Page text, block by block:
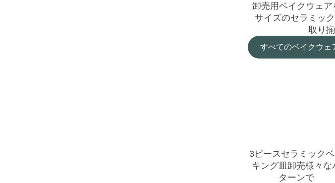
卸売用ベイクウェ
サイズのセラミッ
取り
すべてのベイクウェ
3ピースセラミック
キング皿卸売様々な
ターンで